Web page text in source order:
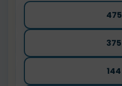
475
375
144